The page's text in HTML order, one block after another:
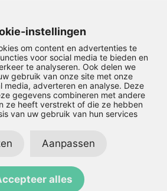
Mobility –Privacyverklaring– Disclaimer
LinkedIn
instellingen
om content en advertenties te
voor social media te bieden en
te analyseren. Ook delen we
gebruik van onze site met onze
media, adverteren en analyse. Deze
gegevens combineren met andere
ze heeft verstrekt of die ze hebben
van uw gebruik van hun services
Aanpassen
alles